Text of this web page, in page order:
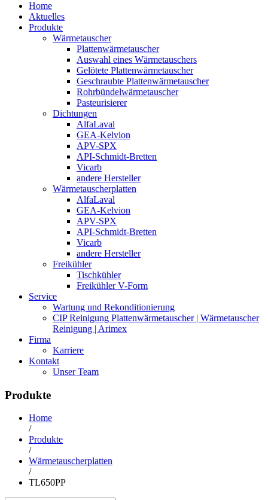
Home
Aktuelles
Produkte
Wärmetauscher
Plattenwärmetauscher
Auswahl eines Wärmetauschers
Gelötete Plattenwärmetauscher
Geschraubte Plattenwärmetauscher
Rohrbündelwärmetauscher
Pasteurisierer
Dichtungen
AlfaLaval
GEA-Kelvion
APV-SPX
API-Schmidt-Bretten
Vicarb
andere Hersteller
Wärmetauscherplatten
AlfaLaval
GEA-Kelvion
APV-SPX
API-Schmidt-Bretten
Vicarb
andere Hersteller
Freikühler
Tischkühler
Freikühler V-Form
Service
Wartung und Rekonditionierung
CIP Reinigung Plattenwärmetauscher | Wärmetauscher
Reinigung | Arimex
Firma
Karriere
Kontakt
Unser Team
Produkte
Home
/
Produkte
/
Wärmetauscherplatten
/
TL650PP